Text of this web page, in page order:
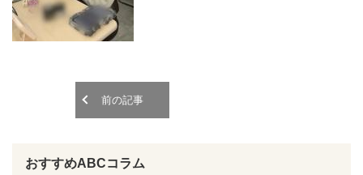
前の記事
おすすめABCコラム